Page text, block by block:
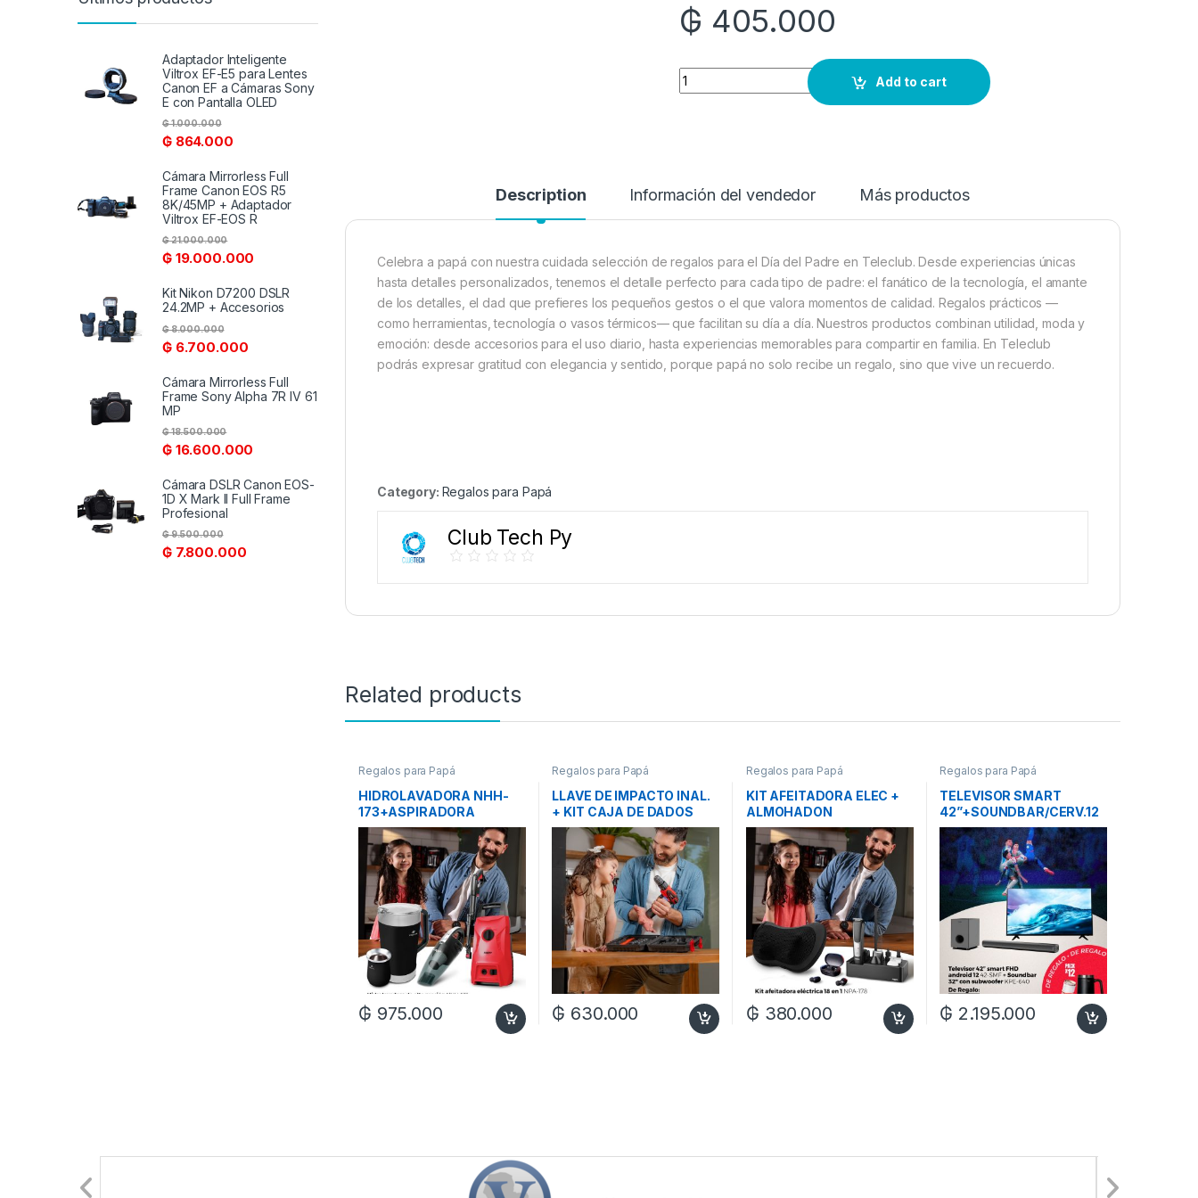
₲ 405.000
Quantity
Add to cart
Description Información del vendedor Más productos
Celebra a papá con nuestra cuidada selección de regalos para el Día del Padre en Teleclub. Desde experiencias únicas
hasta detalles personalizados, tenemos el detalle perfecto para cada tipo de padre: el fanático de la tecnología, el amante
de los detalles, el dad que prefieres los pequeños gestos o el que valora momentos de calidad. Regalos prácticos —
como herramientas, tecnología o vasos térmicos— que facilitan su día a día. Nuestros productos combinan utilidad, moda y
emoción: desde accesorios para el uso diario, hasta experiencias memorables para compartir en familia. En Teleclub
podrás expresar gratitud con elegancia y sentido, porque papá no solo recibe un regalo, sino que vive un recuerdo.
Category: Regalos para Papá
Club Tech Py
Related products
Regalos para Papá
HIDROLAVADORA NHH-
173+ASPIRADORA
P/AUTO+SET JARRA 1.9L
MATE 330
₲ 975.000
Regalos para Papá
LLAVE DE IMPACTO INAL.
+ KIT CAJA DE DADOS
₲ 630.000
Regalos para Papá
KIT AFEITADORA ELEC +
ALMOHADON
MASAJEADOR +
AURICULAR KAB-624
₲ 380.000
Regalos para Papá
TELEVISOR SMART
42”+SOUNDBAR/CERV.12
+ JARRA CERVECERA
₲ 2.195.000
Adaptador Inteligente
Viltrox EF-E5 para Lentes
Canon EF a Cámaras Sony
E con Pantalla OLED
₲864.000
₲1.000.000
Cámara Mirrorless Full
Frame Canon EOS R5
8K/45MP + Adaptador
Viltrox EF-EOS R
₲19.000.000
₲21.000.000
Kit Nikon D7200 DSLR
24.2MP + Accesorios
₲6.700.000
₲8.000.000
Cámara Mirrorless Full
Frame Sony Alpha 7R IV 61
MP
₲16.600.000
₲18.500.000
Cámara DSLR Canon EOS-
1D X Mark II Full Frame
Profesional
₲7.800.000
₲9.500.000